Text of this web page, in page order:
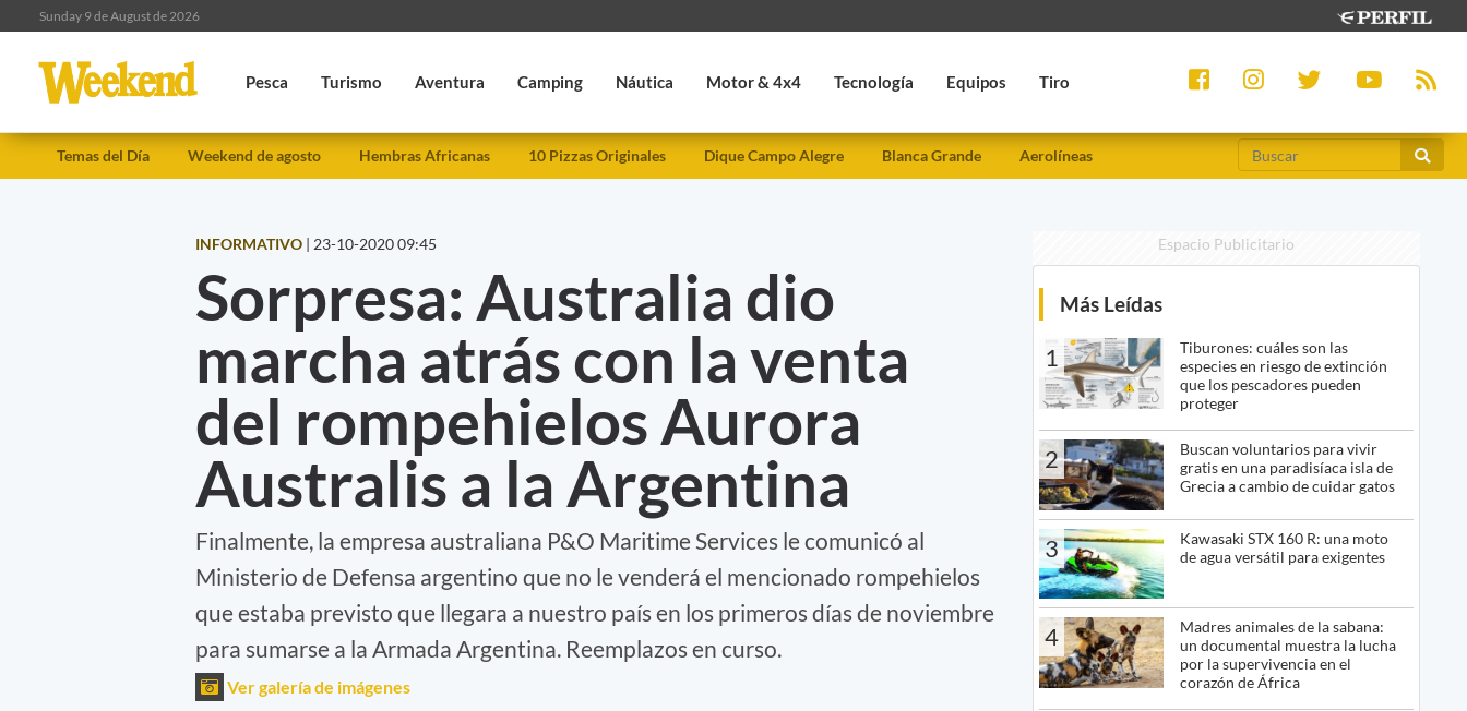
Sunday 9 de August de 2026
Pesca Turismo Aventura Camping Náutica Motor & 4x4 Tecnología Equipos Tiro
Temas del Día Weekend de agosto Hembras Africanas 10 Pizzas Originales Dique Campo Alegre Blanca Grande Aerolíneas
INFORMATIVO | 23-10-2020 09:45
Sorpresa: Australia dio
marcha atrás con la venta
del rompehielos Aurora
Australis a la Argentina
Finalmente, la empresa australiana P&O Maritime Services le comunicó al
Ministerio de Defensa argentino que no le venderá el mencionado rompehielos
que estaba previsto que llegara a nuestro país en los primeros días de noviembre
para sumarse a la Armada Argentina. Reemplazos en curso.
Ver galería de imágenes
Espacio Publicitario
Más Leídas
1
Tiburones: cuáles son las
especies en riesgo de extinción
que los pescadores pueden
proteger
2
Buscan voluntarios para vivir
gratis en una paradisíaca isla de
Grecia a cambio de cuidar gatos
3
Kawasaki STX 160 R: una moto
de agua versátil para exigentes
4
Madres animales de la sabana:
un documental muestra la lucha
por la supervivencia en el
corazón de África